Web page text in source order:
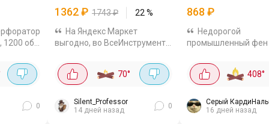
об/
идут
0
WMC-Z1J-DH31-13
1362₽ 1743₽ 22 %
На Яндекс Маркет
выгодно, во ВсеИнструменты
500 Вт, скорость до 3100 об/
мин, патрон 1,5-13 мм. Есть
скорости, ударный режим -...
70°
Silent_Professor
14 дней назад
0
868 ₽
Недорогой
промышленный фен
в каждом есть
868₽ на ЯМе.
режима - 350°C и
комплекте 4
408°
Серый
16 дней назад